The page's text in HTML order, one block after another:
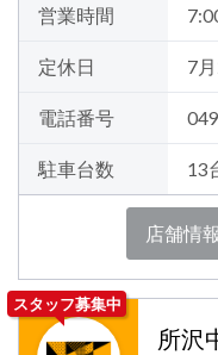
営業時間
定休日 7
電話番号
駐車台数 13
店舗情
スタッフ募集中
所沢